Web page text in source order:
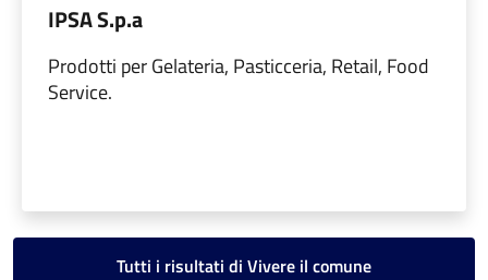
IPSA S.p.a
Prodotti per Gelateria, Pasticceria, Retail, Food
Service.
Tutti i risultati di Vivere il comune